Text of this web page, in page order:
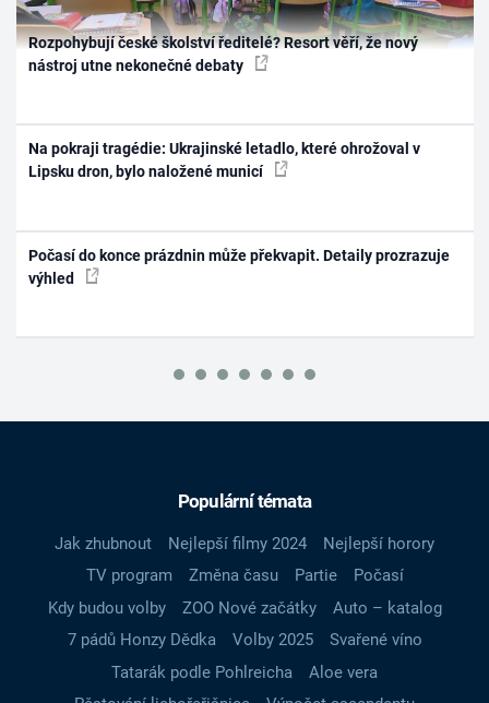
Rozpohybují české školství ředitelé? Resort věří, že nový
nástroj utne nekonečné debaty
Na pokraji tragédie: Ukrajinské letadlo, které ohrožoval v
Lipsku dron, bylo naložené municí
Počasí do konce prázdnin může překvapit. Detaily prozrazuje
výhled
Populární témata
Jak zhubnout Nejlepší filmy 2024
Nejlepší horory
TV program
Změna času Partie
Počasí
Kdy budou volby
ZOO Nové začátky
Auto – katalog
7 pádů Honzy Dědka
Volby 2025
Svařené víno
Tatarák podle Pohlreicha
Aloe vera